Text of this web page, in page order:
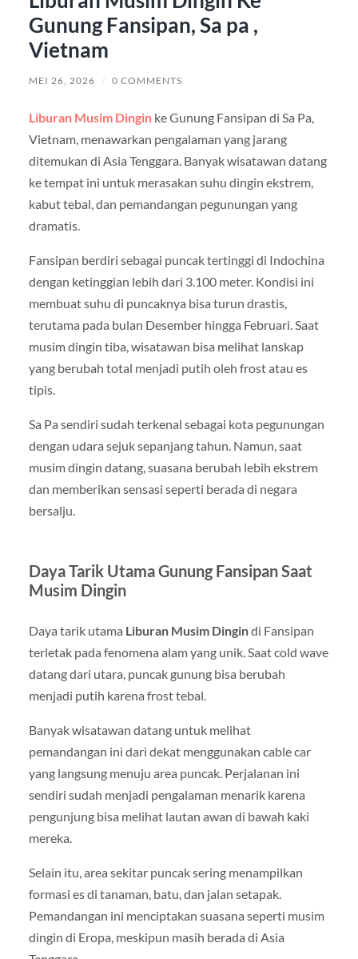
Gunung Fansipan, Sa pa ,
Vietnam
MEI 26, 2026 / 0 COMMENTS
Liburan Musim Dinginke Gunung Fansipan di Sa Pa,
Vietnam, menawarkan pengalaman yang jarang
ditemukan di Asia Tenggara. Banyak wisatawan datang
ke tempat ini untuk merasakan suhu dingin ekstrem,
kabut tebal, dan pemandangan pegunungan yang
dramatis.
Fansipan berdiri sebagai puncak tertinggi di Indochina
dengan ketinggian lebih dari 3.100 meter. Kondisi ini
membuat suhu di puncaknya bisa turun drastis,
terutama pada bulan Desember hingga Februari. Saat
musim dingin tiba, wisatawan bisa melihat lanskap
yang berubah total menjadi putih oleh frost atau es
tipis.
Sa Pa sendiri sudah terkenal sebagai kota pegunungan
dengan udara sejuk sepanjang tahun. Namun, saat
musim dingin datang, suasana berubah lebih ekstrem
dan memberikan sensasi seperti berada di negara
bersalju.
Daya Tarik Utama Gunung Fansipan Saat
Musim Dingin
Daya tarik utama Liburan Musim Dingindi Fansipan
terletak pada fenomena alam yang unik. Saat cold wave
datang dari utara, puncak gunung bisa berubah
menjadi putih karena frost tebal.
Banyak wisatawan datang untuk melihat
pemandangan ini dari dekat menggunakan cable car
yang langsung menuju area puncak. Perjalanan ini
sendiri sudah menjadi pengalaman menarik karena
pengunjung bisa melihat lautan awan di bawah kaki
mereka.
Selain itu, area sekitar puncak sering menampilkan
formasi es di tanaman, batu, dan jalan setapak.
Pemandangan ini menciptakan suasana seperti musim
dingin di Eropa, meskipun masih berada di Asia